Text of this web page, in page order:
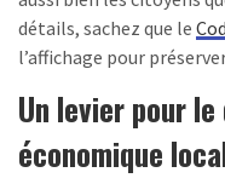
détails, sachez que le
l’affichage pour
Un levier pour
économique